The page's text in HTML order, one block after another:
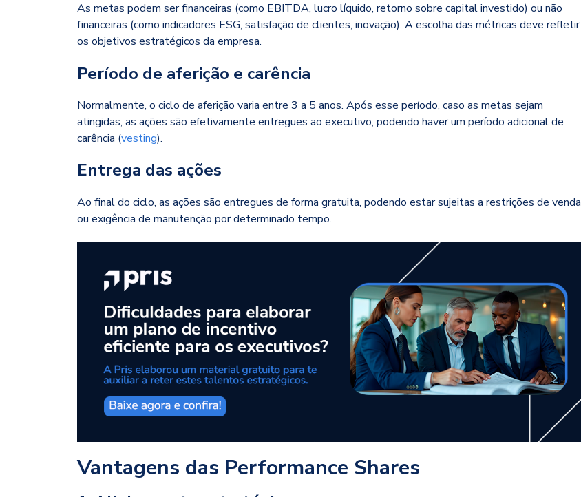
As metas podem ser financeiras (como EBITDA, lucro líquido, retorno sobre capital investido) ou não
financeiras (como indicadores ESG, satisfação de clientes, inovação). A escolha das métricas deve refletir
os objetivos estratégicos da empresa.
Período de aferição e carência
Normalmente, o ciclo de aferição varia entre 3 a 5 anos. Após esse período, caso as metas sejam
atingidas, as ações são efetivamente entregues ao executivo, podendo haver um período adicional de
carência (vesting).
Entrega das ações
Ao final do ciclo, as ações são entregues de forma gratuita, podendo estar sujeitas a restrições de venda
ou exigência de manutenção por determinado tempo.
Vantagens das Performance Shares